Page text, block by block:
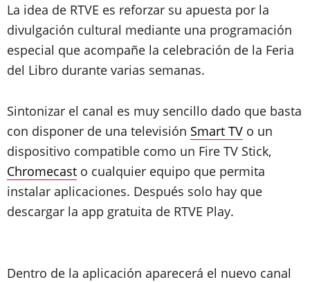
La idea de RTVE es reforzar su apuesta por la
divulgación cultural mediante una programación
especial que acompañe la celebración de la Feria
del Libro durante varias semanas.
Sintonizar el canal es muy sencillo dado que basta
con disponer de una televisión Smart TV o un
dispositivo compatible como un Fire TV Stick,
Chromecast o cualquier equipo que permita
instalar aplicaciones. Después solo hay que
descargar la app gratuita de RTVE Play.
Dentro de la aplicación aparecerá el nuevo canal